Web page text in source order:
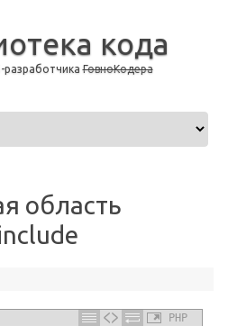
кода
разработчикаГовноКодера
область
PHP